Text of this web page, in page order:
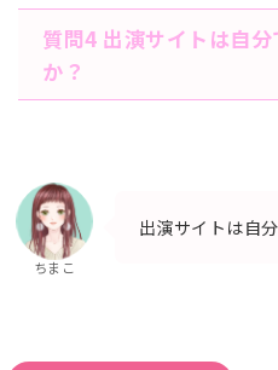
質問4 出演サイトは自
か？
ちまこ
出演サイトは自